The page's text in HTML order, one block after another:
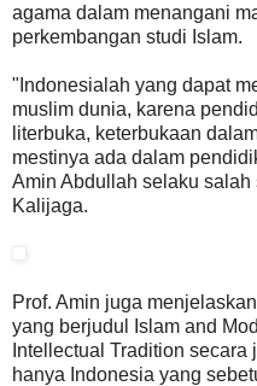
agama dalam menangani
perkembangan studi Islam.
"Indonesialah yang dapat
muslim dunia, karena
literbuka, keterbukaan
mestinya ada dalam
Amin Abdullah selaku
Kalijaga.
Prof. Amin juga
yang berjudul Islam and
Intellectual Tradition
hanya Indonesia yang